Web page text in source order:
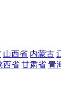
山西省 内蒙古
西省 甘肃省 青